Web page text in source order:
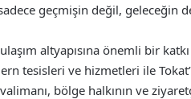
geçmişin değil, geleceğin
altyapısına önemli bir
tesisleri ve hizmetleri ile
bölge halkının ve